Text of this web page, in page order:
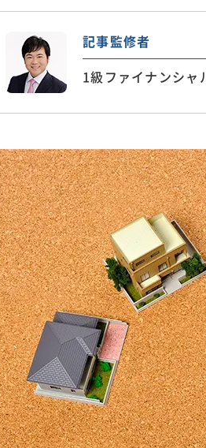
記事監修者
1級ファイナンシ